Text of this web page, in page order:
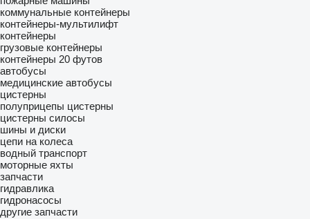
коммунальные контейнеры
контейнеры-мультилифт
контейнеры
грузовые контейнеры
контейнеры 20 футов
автобусы
медицинские автобусы
цистерны
полуприцепы цистерны
цистерны силосы
шины и диски
цепи на колеса
водный транспорт
моторные яхты
запчасти
гидравлика
гидронасосы
другие запчасти